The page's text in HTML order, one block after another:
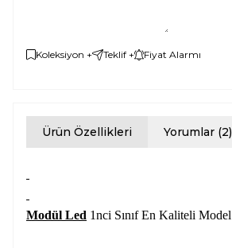
Koleksiyon + Teklif + Fiyat Alarmı
Ürün Özellikleri Yorumlar (2)
Modül Led 1nci Sınıf En Kaliteli Model